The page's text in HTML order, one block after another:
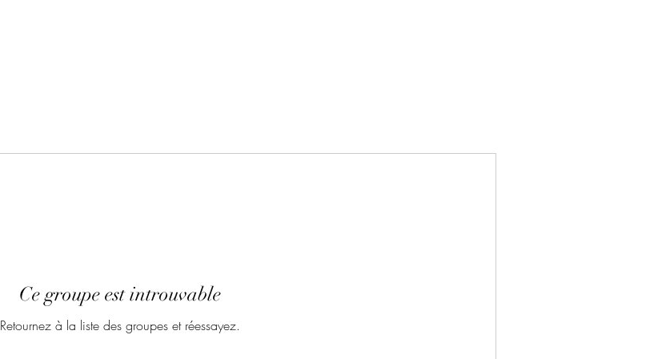
Ce groupe est introuvable
Retournez à la liste des groupes et réessayez.